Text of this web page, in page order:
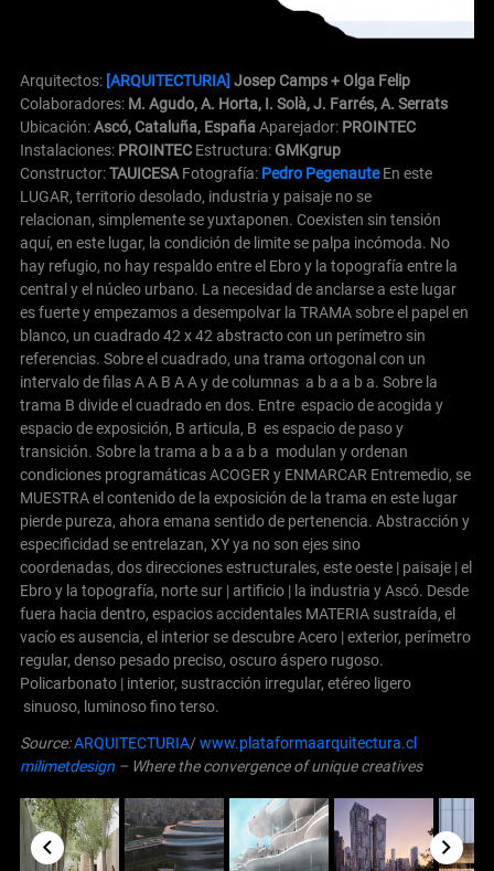
Arquitectos: [ARQUITECTURIA] Josep Camps + Olga Felip
Colaboradores: M. Agudo, A. Horta, I. Solà, J. Farrés, A. Serrats
Ubicación:Ascó, Cataluña, EspañaAparejador: PROINTEC
Instalaciones: PROINTECEstructura: GMKgrup
Constructor:TAUICESAFotografía: Pedro Pegenaute En este
LUGAR, territorio desolado, industria y paisaje no se
relacionan, simplemente se yuxtaponen. Coexisten sin tensión
aquí, en este lugar, la condición de limite se palpa incómoda. No
hay refugio, no hay respaldo entre el Ebro y la topografía entre la
central y el núcleo urbano. La necesidad de anclarse a este lugar
es fuerte y empezamos a desempolvar la TRAMA sobre el papel en
blanco, un cuadrado 42 x 42 abstracto con un perímetro sin
referencias. Sobre el cuadrado, una trama ortogonal con un
intervalo de filas A A B A A y de columnas a b a a b a. Sobre la
trama B divide el cuadrado en dos. Entre espacio de acogida y
espacio de exposición, B articula, B es espacio de paso y
transición. Sobre la trama a b a a b a modulan y ordenan
condiciones programáticas ACOGER y ENMARCAR Entremedio, se
MUESTRA el contenido de la exposición de la trama en este lugar
pierde pureza, ahora emana sentido de pertenencia. Abstracción y
especificidad se entrelazan, XY ya no son ejes sino
coordenadas, dos direcciones estructurales, este oeste | paisaje | el
Ebro y la topografía, norte sur | artificio | la industria y Ascó. Desde
fuera hacia dentro, espacios accidentales MATERIA sustraída, el
vacío es ausencia, el interior se descubre Acero | exterior, perímetro
regular, denso pesado preciso, oscuro áspero rugoso.
Policarbonato | interior, sustracción irregular, etéreo ligero
sinuoso, luminoso fino terso.
Source:ARQUITECTURIA/ www.plataformaarquitectura.cl
milimetdesign – Where the convergence of unique creatives